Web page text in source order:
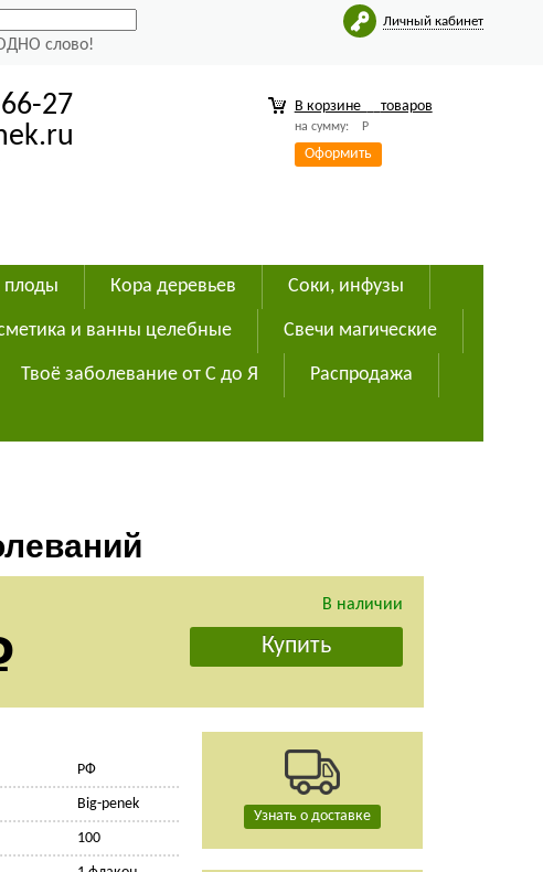
слово!
Личный кабинет
27
В корзине товаров
на сумму: Р
Оформить
плоды Кора деревьев Соки, инфузы
и ванны целебные Свечи магические
Твоё заболевание от С до Я Распродажа
В наличии
РФ
Big-penek
100
Узнать о доставке